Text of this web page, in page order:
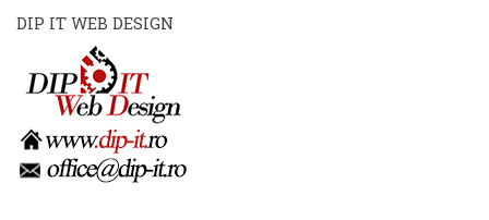
DIP IT WEB DESIGN